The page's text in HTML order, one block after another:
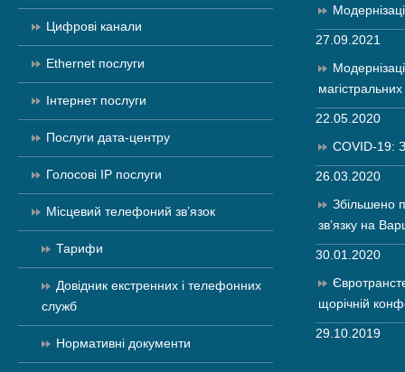
Цифрові канали
Ethernet послуги
Інтернет послуги
Послуги дата-центру
Голосові IP послуги
Місцевий телефоний зв’язок
Тарифи
Довідник екстренних і телефонних
служб
Нормативні документи
27.09.2021
магістральних
22.05.2020
COVID-19:
26.03.2020
Збільшено
зв’язку на
30.01.2020
щорічній
29.10.2019